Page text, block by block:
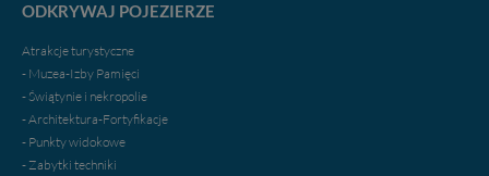
ODKRYWAJ POJEZIERZE
Atrakcje turystyczne
- Muzea-Izby Pamięci
- Świątynie i nekropolie
- Architektura-Fortyfikacje
- Punkty widokowe
- Zabytki techniki
praw w odniesieniu do informacji zawartych w plikach
tych plików - w pewnych przypadkach nie możemy tego
zrobić za Ciebie.
Dziękujemy.
Pojezierze Gnieźnieńskie - odkrywaj i wypoczywaj...
Pojezierze Gnieźnieńskie - na weekend, wycieczkę,